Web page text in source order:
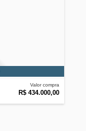
Valor compra
R$ 434.000,00